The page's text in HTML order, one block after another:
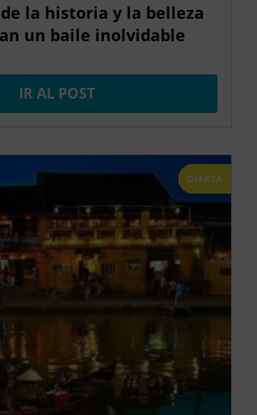
la historia y la belleza
un baile inolvidable
IR AL POST
OFERTA